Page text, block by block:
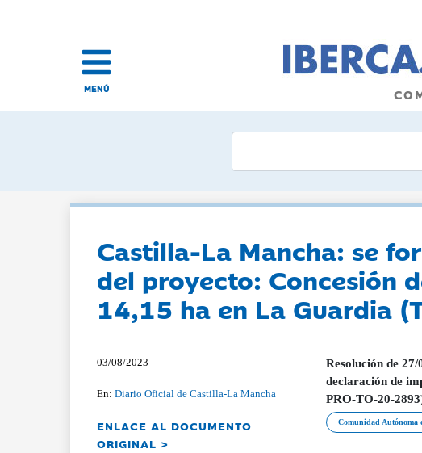
MENÚ
Castilla-La Mancha: se
del proyecto: Concesión
14,15 ha en La Guardia
03/08/2023
En:Diario Oficial de Castilla-La Mancha
ENLACE AL DOCUMENTO
ORIGINAL >
Resolución de
declaración de
PRO-TO-20-
Comunidad Autónoma